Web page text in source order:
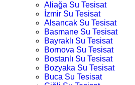
Aliağa Su Tesisat
İzmir Su Tesisat
Alsancak Su Tesisat
Basmane Su Tesisat
Bayraklı Su Tesisat
Bornova Su Tesisat
Bostanlı Su Tesisat
Bozyaka Su Tesisat
Buca Su Tesisat